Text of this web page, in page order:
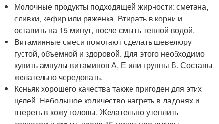
Молочные продукты подходящей жирности: сметана,
сливки, кефир или ряженка. Втирать в корни и
оставить на 15 минут, после смыть теплой водой.
Витаминные смеси помогают сделать шевелюру
густой, объемной и здоровой. Для этого необходимо
купить ампулы витаминов А, Е или группы В. Составы
желательно чередовать.
Коньяк хорошего качества также пригоден для этих
целей. Небольшое количество нагреть в ладонях и
втереть в кожу головы. Желательно утеплить